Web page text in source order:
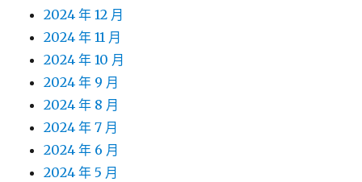
2024 年 12 月
2024 年 11 月
2024 年 10 月
2024 年 9 月
2024 年 8 月
2024 年 7 月
2024 年 6 月
2024 年 5 月